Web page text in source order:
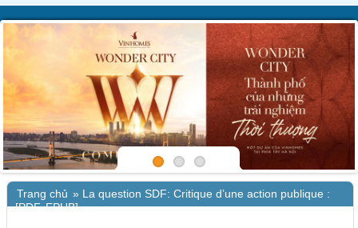
Trang chủ » La question SDF: Critique d’une action publique :
[PDF, EPUB]